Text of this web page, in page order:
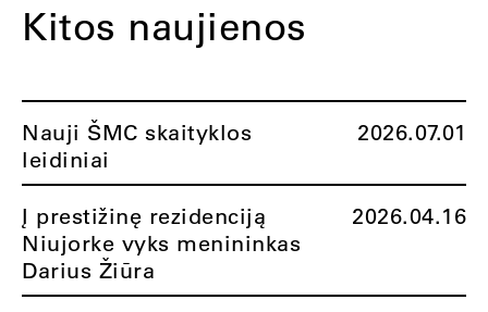
Kitos naujienos
Nauji ŠMC skaityklos
leidiniai
2026.07.01
Į prestižinę rezidenciją
Niujorke vyks menininkas
Darius Žiūra
2026.04.16